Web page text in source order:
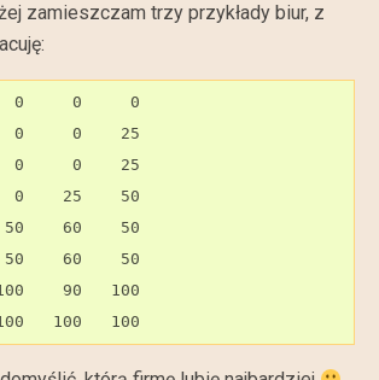
zamieszczam trzy przykłady biur, z
0     0     0
0    25
0     0    25
0    25    50
60    50
60    50
90   100
100   100